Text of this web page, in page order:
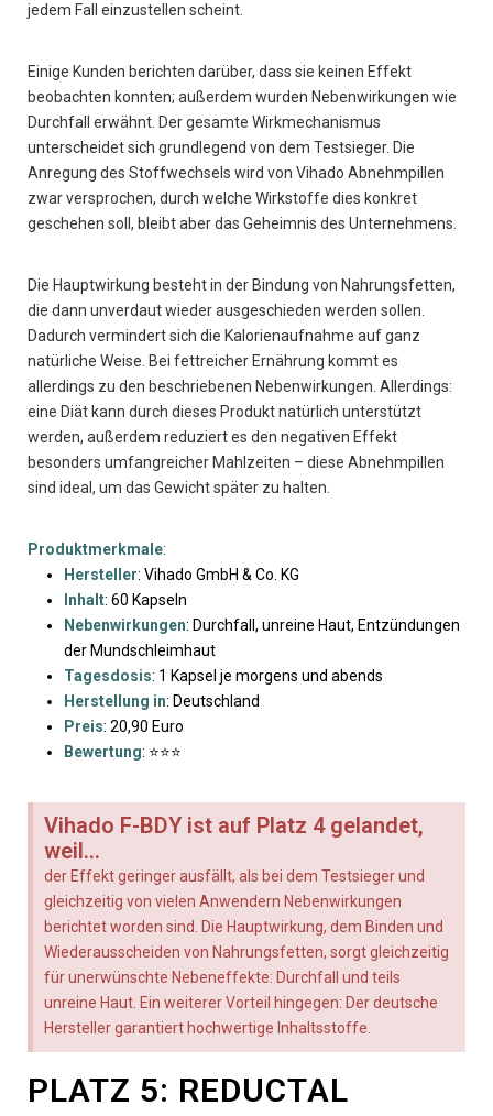
jedem Fall einzustellen scheint.
Einige Kunden berichten darüber, dass sie keinen Effekt
beobachten konnten; außerdem wurden Nebenwirkungen wie
Durchfall erwähnt. Der gesamte Wirkmechanismus
unterscheidet sich grundlegend von dem Testsieger. Die
Anregung des Stoffwechsels wird von Vihado Abnehmpillen
zwar versprochen, durch welche Wirkstoffe dies konkret
geschehen soll, bleibt aber das Geheimnis des Unternehmens.
Die Hauptwirkung besteht in der Bindung von Nahrungsfetten,
die dann unverdaut wieder ausgeschieden werden sollen.
Dadurch vermindert sich die Kalorienaufnahme auf ganz
natürliche Weise. Bei fettreicher Ernährung kommt es
allerdings zu den beschriebenen Nebenwirkungen. Allerdings:
eine Diät kann durch dieses Produkt natürlich unterstützt
werden, außerdem reduziert es den negativen Effekt
besonders umfangreicher Mahlzeiten – diese Abnehmpillen
sind ideal, um das Gewicht später zu halten.
Produktmerkmale:
Hersteller: Vihado GmbH & Co. KG
Inhalt: 60 Kapseln
Nebenwirkungen: Durchfall, unreine Haut, Entzündungen
der Mundschleimhaut
Tagesdosis: 1 Kapsel je morgens und abends
Herstellung in: Deutschland
Preis: 20,90 Euro
Bewertung: ⭐⭐⭐
Vihado F-BDY ist auf Platz 4 gelandet,
weil...
der Effekt geringer ausfällt, als bei dem Testsieger und
gleichzeitig von vielen Anwendern Nebenwirkungen
berichtet worden sind. Die Hauptwirkung, dem Binden und
Wiederausscheiden von Nahrungsfetten, sorgt gleichzeitig
für unerwünschte Nebeneffekte: Durchfall und teils
unreine Haut. Ein weiterer Vorteil hingegen: Der deutsche
Hersteller garantiert hochwertige Inhaltsstoffe.
PLATZ 5: REDUCTAL